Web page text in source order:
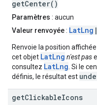
getCenter()
Paramètres : aucun
Valeur renvoyée: LatLng
Renvoie la position
cet objet LatLng n'est pas
consultez LatLng . Si le
définis, le résultat est
getClickableIcons